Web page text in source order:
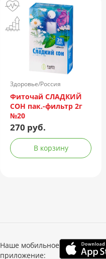
Здоровье/Россия
Фиточай СЛАДКИЙ
СОН пак.-фильтр 2г
№20
270 руб.
В корзину
Наше мобильное
приложение: